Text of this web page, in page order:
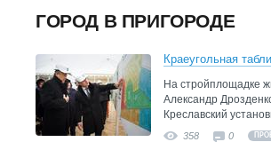
ГОРОД В ПРИГОРОДЕ
Краеугольная
На стройплощадке
Александр
Креславский
358 0